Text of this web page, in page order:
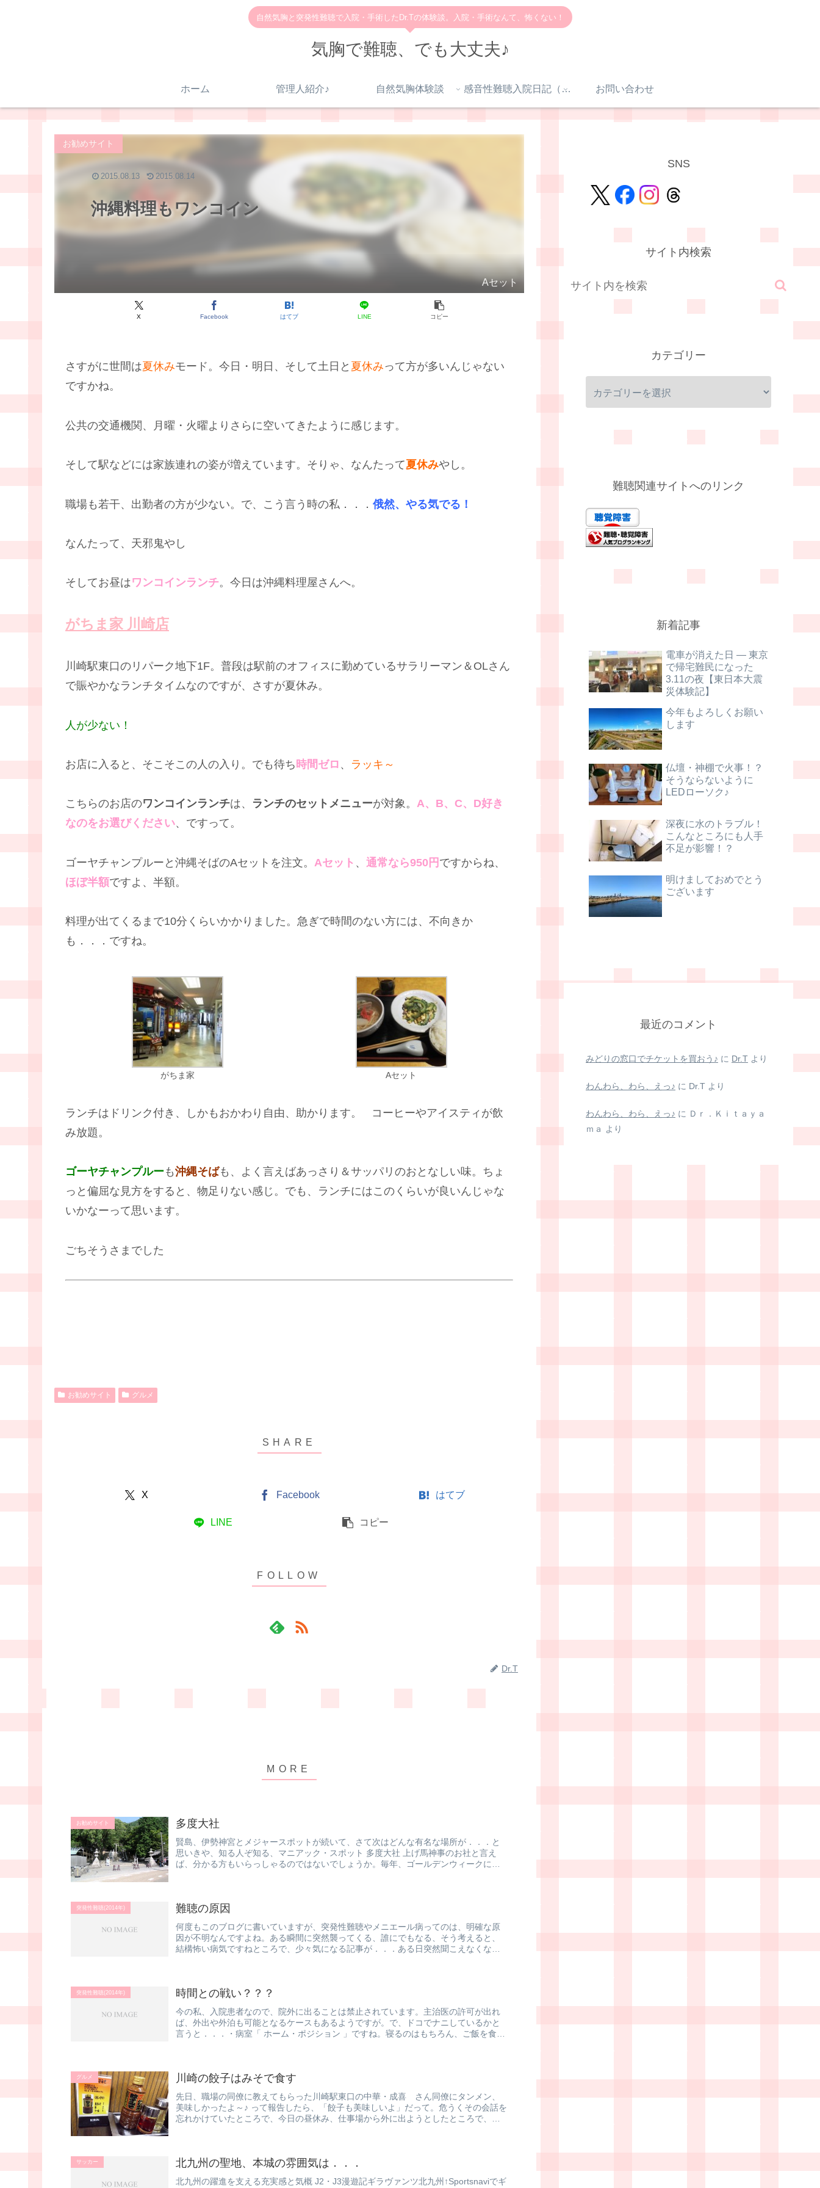
自然気胸と突発性難聴で入院・手術したDr.Tの体験談。入院・手術なんて、怖くない！
気胸で難聴、でも大丈夫♪
ホーム 管理人紹介♪ 自然気胸体験談 感音性難聴入院日記（体験談） お問い合わせ
沖縄料理もワンコイン
お勧めサイト
Aセット
X Facebook はてブ LINE コピー
2015.08.13 2015.08.14
さすがに世間は夏休みモード。今日・明日、そして土日と 夏休みって方が多いんじゃない
ですかね。
公共の交通機関、月曜・火曜よりさらに空いてきたように感じます。
そして駅などには家族連れの姿が増えています。そりゃ、なんたって夏休みやし。
職場も若干、出勤者の方が少ない。で、こう言う時の私．．． 俄然、やる気でる！
なんたって、天邪鬼やし
そしてお昼はワンコインランチ。今日は沖縄料理屋さんへ。
がちま家 川崎店
川崎駅東口のリパーク地下1F。普段は駅前のオフィスに勤めているサラリーマン＆OLさん
で賑やかなランチタイムなのですが、さすが夏休み。
人が少ない！
お店に入ると、そこそこの人の入り。でも待ち 時間ゼロ 、 ラッキ～
こちらのお店のワンコインランチは、 ランチのセットメニューが対象。 A、B、C、D好き
なのをお選びください、ですって。
ゴーヤチャンプルーと沖縄そばのAセットを注文。 Aセット 、 通常なら950円 ですからね、
ほぼ半額ですよ、半額。
料理が出てくるまで10分くらいかかりました。急ぎで時間のない方には、不向きか
も．．．ですね。
がちま家 Aセット
ランチはドリンク付き、しかもおかわり自由、助かります。
コーヒーやアイスティが飲
み放題。
ゴーヤチャンプルーも沖縄そばも、よく言えばあっさり＆サッパリのおとなしい味。ちょ
っと偏屈な見方をすると、物足りない感じ。でも、ランチにはこのくらいが良いんじゃな
いかなーって思います。
ごちそうさまでした
お勧めサイト グルメ
X Facebook はてブ
LINE コピー
Dr.T
お勧めサイト 多度大社
賢島、伊勢神宮とメジャースポットが続いて、さて次はどんな有名な場所が．．．と
思いきや、知る人ぞ知る、マニアック・スポット 多度大社 上げ馬神事のお社と言え
ば、分かる方もいらっしゃるのではないでしょうか。毎年、ゴールデンウィークに、
突発性難聴(2014年) 難聴の原因
何度もこのブログに書いていますが、突発性難聴やメニエール病ってのは、明確な原
因が不明なんですよね。ある瞬間に突然襲ってくる、誰にでもなる、そう考えると、
結構怖い病気ですねところで、少々気になる記事が．．．ある日突然聞こえなくなる!?
突発性難聴(2014年) 時間との戦い？？？
今の私、入院患者なので、院外に出ることは禁止されています。主治医の許可が出れ
ば、外出や外泊も可能となるケースもあるようですが。で、ドコでナニしているかと
言うと．．．・病室「 ホーム・ポジション 」ですね。寝るのはもちろん、ご飯を食べ
グルメ 川崎の餃子はみそで食す
先日、職場の同僚に教えてもらった川崎駅東口の中華・成喜 さん同僚にタンメン、
美味しかったよ～♪ って報告したら、「餃子も美味しいよ」だって。危うくその会話を
忘れかけていたところで、今日の昼休み、仕事場から外に出ようとしたところで、そ
サッカー 北九州の聖地、本城の雰囲気は．．．
北九州の躍進を支える充実感と気概 J2・J3漫遊記ギラヴァンツ北九州↑Sportsnaviでギ
SNS
サイト内検索
カテゴリー
難聴関連サイトへのリンク
新着記事
電車が消えた日 ― 東京
で帰宅難民になった
3.11の夜【東日本大震
災体験記】
今年もよろしくお願い
します
仏壇・神棚で火事！？
そうならないように
LEDローソク♪
深夜に水のトラブル！
こんなところにも人手
不足が影響！？
明けましておめでとう
ございます
最近のコメント
みどりの窓口でチケットを買おう♪ に Dr.T より
わんわら、わら、えっ♪ に Dr.T より
わんわら、わら、えっ♪ に Ｄｒ．Ｋｉｔａｙａ
ｍａ
より